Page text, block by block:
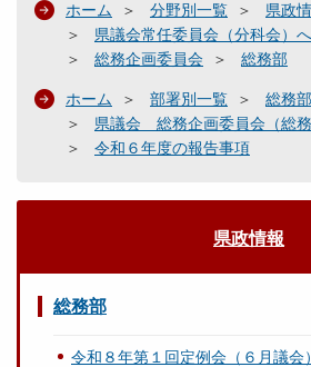
ホーム 分野別一覧
県政
県議会常任委員会（分科会）
総務企画委員会
総務部
ホーム 部署別一覧 総務部
県議会 総務企画委員会（総務
令和６年度の報告事項
県政情報
総務部
令和８年第１回定例会（６月議会）